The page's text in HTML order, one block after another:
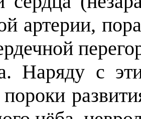
артерии,
Наряду с